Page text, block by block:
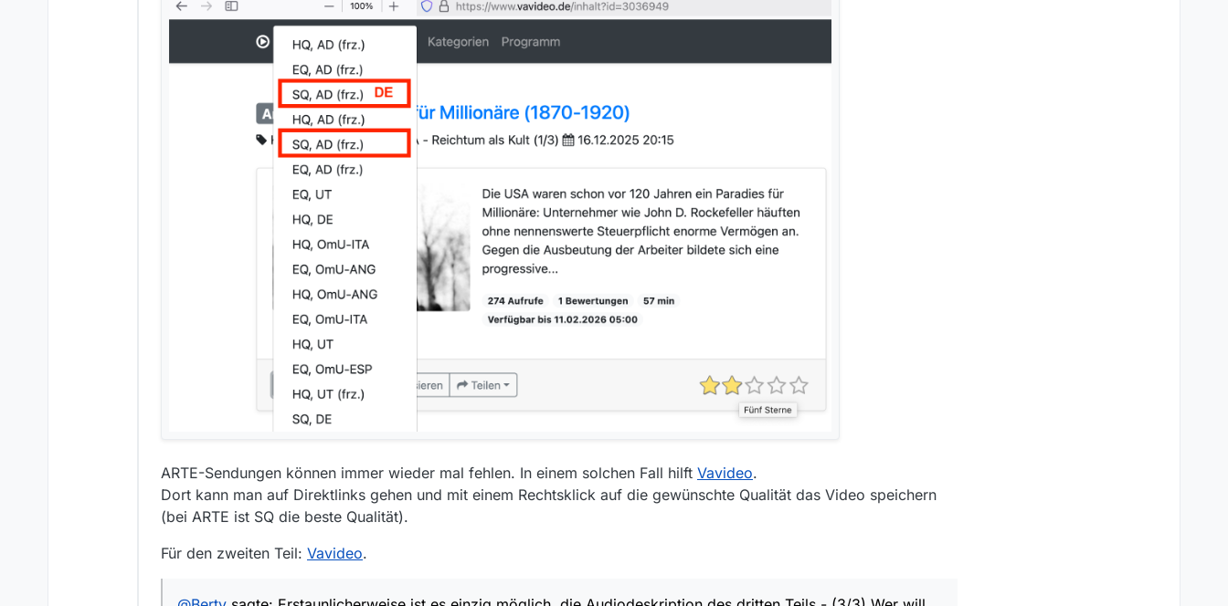
ARTE-Sendungen können immer wieder mal fehlen. In einem solchen Fall hilft Vavideo.
Dort kann man auf Direktlinks gehen und mit einem Rechtsklick auf die gewünschte Qualität das Video speichern
(bei ARTE ist SQ die beste Qualität).
Für den zweiten Teil: Vavideo.